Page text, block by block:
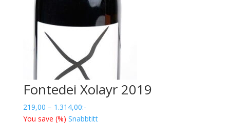
Fontedei Xolayr 2019
219,00 – 1.314,00Prisintervall:
219,00
:-
You save (%) Snabbtitt